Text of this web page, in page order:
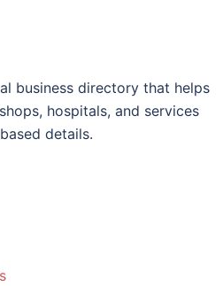
business directory that helps
hospitals, and services
details.